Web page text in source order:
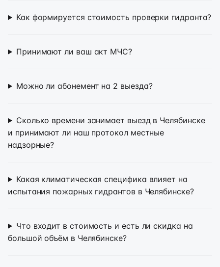
Как формируется стоимость проверки гидранта?
Принимают ли ваш акт МЧС?
Можно ли абонемент на 2 выезда?
Сколько времени занимает выезд в Челябинске
и принимают ли наш протокол местные
надзорные?
Какая климатическая специфика влияет на
испытания пожарных гидрантов в Челябинске?
Что входит в стоимость и есть ли скидка на
большой объём в Челябинске?